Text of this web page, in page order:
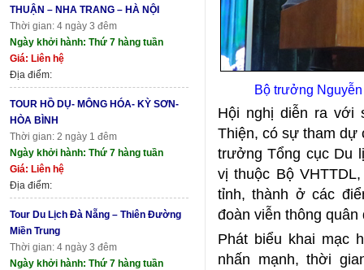
THUẬN – NHA TRANG – HÀ NỘI
Thời gian: 4 ngày 3 đêm
Ngày khởi hành: Thứ 7 hàng tuần
Giá: Liên hệ
Địa điểm:
TOUR HỒ DỤ- MÔNG HÓA- KỲ SƠN-
HÒA BÌNH
Thời gian: 2 ngày 1 đêm
Ngày khởi hành: Thứ 7 hàng tuần
Giá: Liên hệ
Địa điểm:
Tour Du Lịch Đà Nẵng – Thiên Đường
Miền Trung
Thời gian: 4 ngày 3 đêm
Ngày khởi hành: Thứ 7 hàng tuần
Bộ trưởng
Hội nghị diễn ra với
Thiện, có sự tham dự
trưởng Tổng cục Du
vị thuộc Bộ
tỉnh, thành ở các
đoàn viễn thông quân
Phát biểu khai mạc
nhấn mạnh, thời